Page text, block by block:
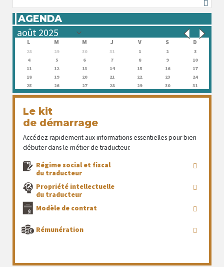
AGENDA
L M M J V S D
28 29 30 31 1 2
3
4
5 6 7 8 9
10
11
12 13 14 15 16
17
18
19 20 21 22 23
24
25
26 27 28 29 30 31
Le kit
de démarrage
Accédez rapidement aux informations essentielles pour bien
débuter dans le métier de traducteur.
Régime social et fiscal
du traducteur
Propriété intellectuelle
du traducteur
Modèle de contrat
Rémunération